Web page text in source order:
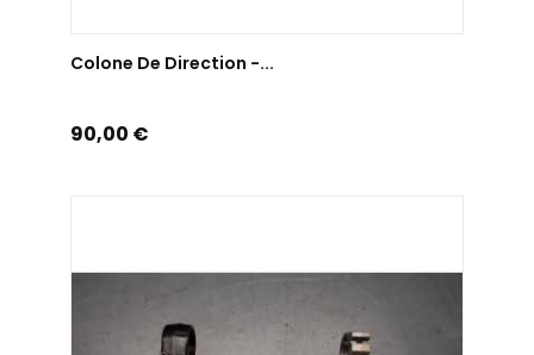
Colone De Direction -...
Prix
90,00 €